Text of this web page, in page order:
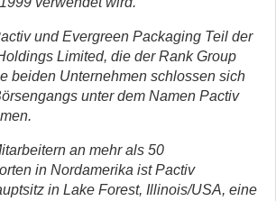
und Evergreen Packaging Teil der
Limited, die der Rank Group
beiden Unternehmen schlossen sich
unter dem Namen Pactiv
an mehr als 50
in Nordamerika ist Pactiv
in Lake Forest, Illinois/USA, eine